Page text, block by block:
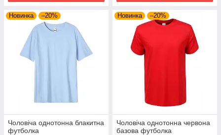
Новинка –20%
Чоловіча однотонна блакитна
футболка
Новинка –20%
Чоловіча однотонна червона
базова футболка